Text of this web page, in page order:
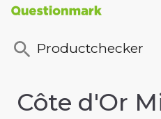
Productchecker
Côte d'Or